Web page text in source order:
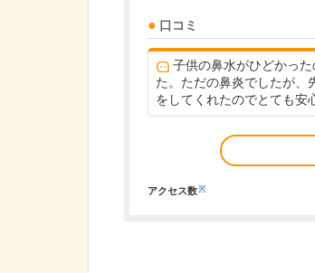
口コミ
子供の鼻水がひどかっ
た。ただの鼻炎でしたが、
をしてくれたのでとても安
アクセス数※